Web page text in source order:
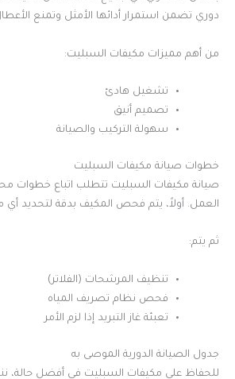
دوري تضمن استمرار أدائها الأمثل وتمنع
من أهم مميزات مكيفات السبليت:
تشغيل هادئ
تصميم أنيق
سهولة التركيب والصيانة
خطوات صيانة مكيفات السبليت
صيانة مكيفات السبليت تتطلب اتباع خطوات
العمل. أولاً، يتم فحص المكيف بدقة لتحديد
ثم يتم:
تنظيف المرشحات (الفلاتر)
فحص نظام تصريف المياه
تعبئة غاز التبريد إذا لزم الأمر
جدول الصيانة الدورية الموصى به
للحفاظ على مكيفات السبليت في أفضل حالة،